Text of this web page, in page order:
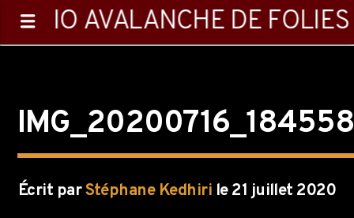
RADIO AVALANCHE DE FOLIES
0:00
Écrit parStéphane Kedhiri le 21 juillet 2020